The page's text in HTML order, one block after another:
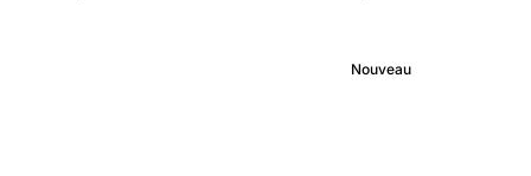
Nouveau